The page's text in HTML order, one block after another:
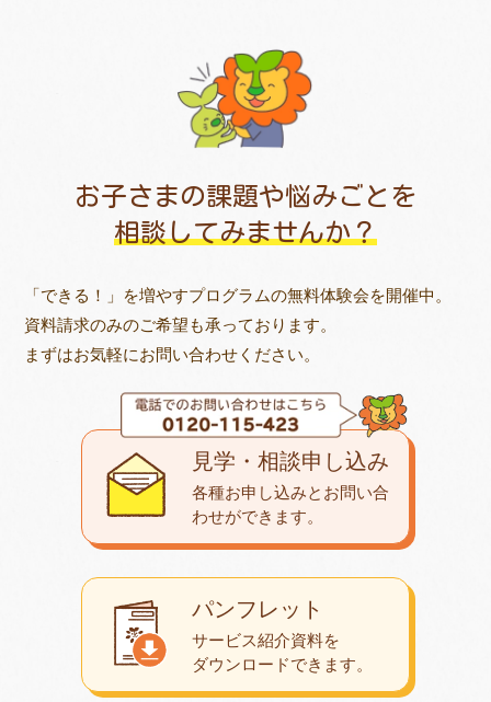
お子さまの課題や悩みごとを
相談してみませんか？
「できる！」を増やすプログラムの無料体験会を開催中。
資料請求のみのご希望も承っております。
まずはお気軽にお問い合わせください。
パンフレット
サービス紹介資料を
ダウンロードできます。
見学・相談申し込み
各種お申し込みとお問い合
わせができます。